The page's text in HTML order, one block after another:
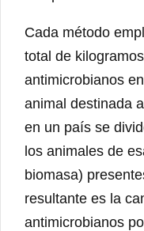
Cada método
total de
antimicrobianos
animal destinada
en un país se
los animales de
biomasa)
resultante es la
antimicrobianos